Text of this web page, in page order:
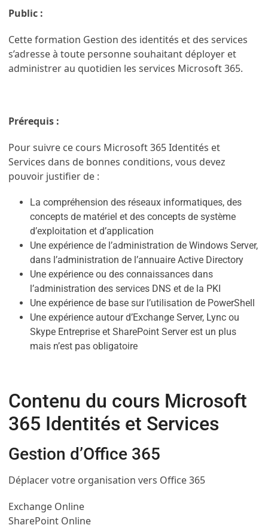
Public :
Cette formation Gestion des identités et des services
s’adresse à toute personne souhaitant déployer et
administrer au quotidien les services Microsoft 365.
Prérequis :
Pour suivre ce cours Microsoft 365 Identités et
Services dans de bonnes conditions, vous devez
pouvoir justifier de :
La compréhension des réseaux informatiques, des
concepts de matériel et des concepts de système
d’exploitation et d’application
Une expérience de l’administration de Windows Server,
dans l’administration de l’annuaire Active Directory
Une expérience ou des connaissances dans
l’administration des services DNS et de la PKI
Une expérience de base sur l’utilisation de PowerShell
Une expérience autour d’Exchange Server, Lync ou
Skype Entreprise et SharePoint Server est un plus
mais n’est pas obligatoire
Contenu du cours Microsoft
365 Identités et Services
Gestion d’Office 365
Déplacer votre organisation vers Office 365
Exchange Online
SharePoint Online